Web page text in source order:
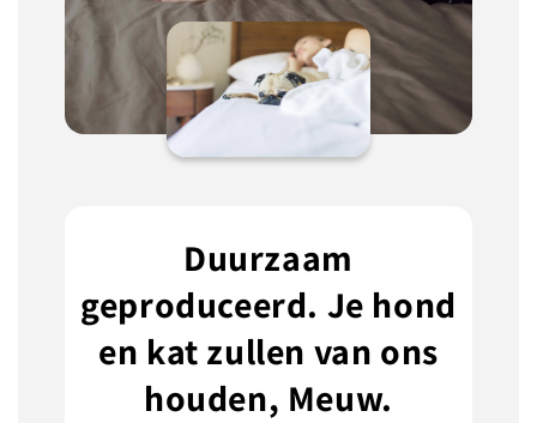
Duurzaam
geproduceerd. Je hond
en kat zullen van ons
houden, Meuw.